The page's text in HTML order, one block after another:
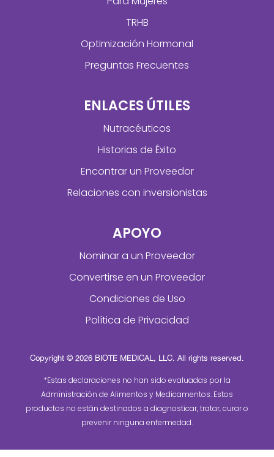
TRHB
Optimización Hormonal
Preguntas Frecuentes
ENLACES ÚTILES
Nutracéuticos
Historias de Éxito
Encontrar un Proveedor
Relaciones con inversionistas
APOYO
Nominar a un Proveedor
Convertirse en un Proveedor
Condiciones de Uso
Política de Privacidad
Copyright © 2026 BIOTE MEDICAL, LLC. All rights reserved.
*Estas declaraciones no han sido evaluadas por la
Administración de Alimentos y Medicamentos. Estos
productos no están destinados a diagnosticar, tratar, curar o
prevenir ninguna enfermedad.